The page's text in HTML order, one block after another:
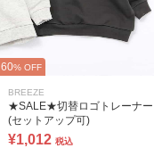
60% OFF
BREEZE
★SALE★切替ロゴトレーナー
(セットアップ可)
¥1,012 税込